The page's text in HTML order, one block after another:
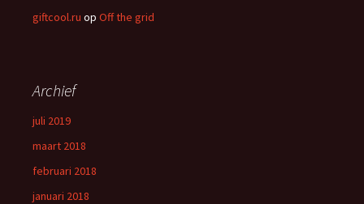
giftcool.ru op Off the grid
Archief
juli 2019
maart 2018
februari 2018
januari 2018